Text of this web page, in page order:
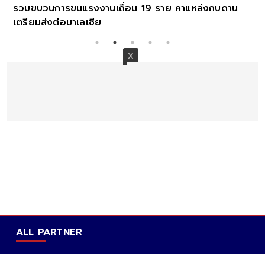
รวบขบวนการขนแรงงานเถื่อน 19 ราย คาแหล่งกบดาน
เตรียมส่งต่อมาเลเซีย
ALL PARTNER